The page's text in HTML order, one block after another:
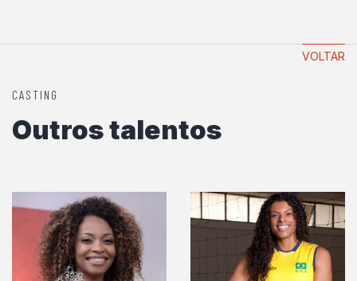
VOLTAR
CASTING
Outros talentos